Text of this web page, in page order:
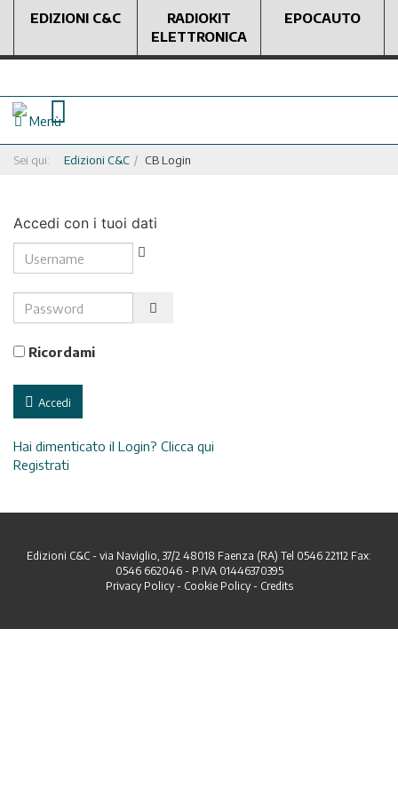
EDIZIONI C&C
RADIOKIT
ELETTRONICA
EPOCAUTO
Menù
Sei qui: Edizioni C&C CB Login
Accedi con i tuoi dati
Username
Password
Ricordami
Accedi
Hai dimenticato il Login? Clicca qui
Registrati
Edizioni C&C - via Naviglio, 37/2 48018 Faenza (RA) Tel 0546 22112 Fax:
0546 662046 - P.IVA 01446370395
Privacy Policy- Cookie Policy- Credits